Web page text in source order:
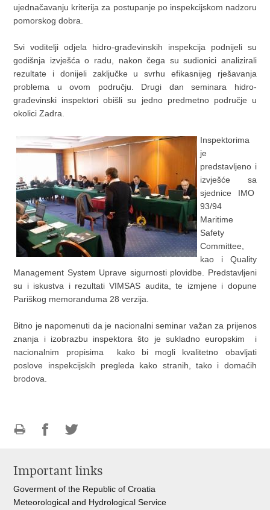
ujednačavanju kriterija za postupanje po inspekcijskom nadzoru
pomorskog dobra.
Svi voditelji odjela hidro-građevinskih inspekcija podnijeli su
godišnja izvješća o radu, nakon čega su sudionici analizirali
rezultate i donijeli zaključke u svrhu efikasnijeg rješavanja
problema u ovom području. Drugi dan seminara hidro-
građevinski inspektori obišli su jedno predmetno područje u
okolici Zadra.
Inspektorima
je
predstavljeno i
izvješće sa
sjednice IMO
93/94
Maritime
Safety
Committee,
kao i Quality
Management System Uprave sigurnosti plovidbe. Predstavljeni
su i iskustva i rezultati VIMSAS audita, te izmjene i dopune
Pariškog memoranduma 28 verzija.
Bitno je napomenuti da je nacionalni seminar važan za prijenos
znanja i izobrazbu inspektora što je sukladno europskim i
nacionalnim propisima kako bi mogli kvalitetno obavljati
poslove inspekcijskih pregleda kako stranih, tako i domaćih
brodova.
page
FacebookTwitteru
Important links
Goverment of the Republic of Croatia
Meteorological and Hydrological Service